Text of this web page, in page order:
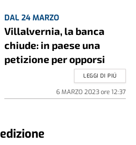
DAL 24 MARZO
Villalvernia, la banca
chiude: in paese una
petizione per opporsi
6 MARZO 2023ore 12:37
LEGGI DI PIÚ